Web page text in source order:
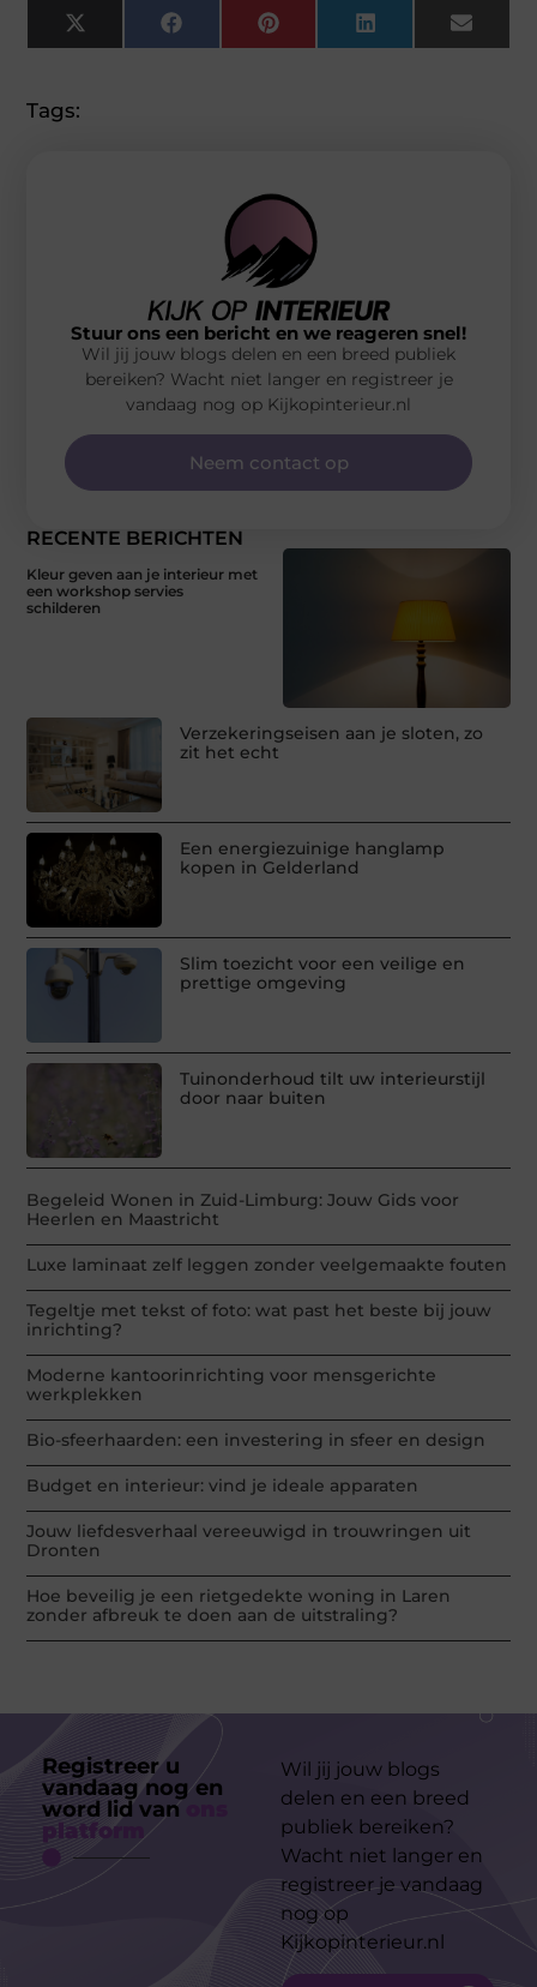
X
(Twitter)
FacebookPinterestLinkedInEmail
Tags:
RECENTE BERICHTEN
Kleur geven aan je interieur met
een workshop servies
schilderen
Verzekeringseisen aan je sloten, zo
zit het echt
Een energiezuinige hanglamp
kopen in Gelderland
Slim toezicht voor een veilige en
prettige omgeving
Tuinonderhoud tilt uw interieurstijl
door naar buiten
Begeleid Wonen in Zuid-Limburg: Jouw Gids voor
Heerlen en Maastricht
Luxe laminaat zelf leggen zonder veelgemaakte fouten
Tegeltje met tekst of foto: wat past het beste bij jouw
inrichting?
Moderne kantoorinrichting voor mensgerichte
werkplekken
Bio-sfeerhaarden: een investering in sfeer en design
Budget en interieur: vind je ideale apparaten
Jouw liefdesverhaal vereeuwigd in trouwringen uit
Dronten
Hoe beveilig je een rietgedekte woning in Laren
zonder afbreuk te doen aan de uitstraling?
Stuur ons een bericht en we reageren snel!
Wil jij jouw blogs delen en een breed publiek
bereiken? Wacht niet langer en registreer je
vandaag nog op Kijkopinterieur.nl
Neem contact op
Registreer u
vandaag nog en
word lid van
platform
Wil jij jouw blogs
delen en een breed
publiek bereiken?
Wacht niet langer en
registreer je vandaag
nog op
Kijkopinterieur.nl